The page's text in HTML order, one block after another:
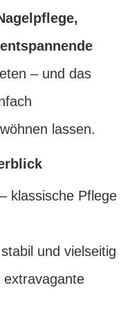
– und das
lassen.
– klassische Pflege
und vielseitig
extravagante